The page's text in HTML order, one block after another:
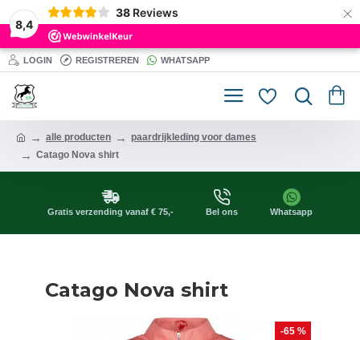
8,4
38 Reviews ×
LOGIN REGISTREREN WHATSAPP
alle producten
paardrijkleding voor dames
Catago Nova shirt
Gratis verzending vanaf € 75,- Bel ons Whatsapp
Catago Nova shirt
-65 %